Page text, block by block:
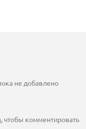
не добавлено
, чтобы комментировать